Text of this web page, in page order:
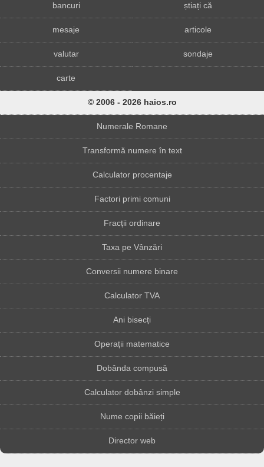
bancuri știați că
mesaje articole
valutar sondaje
carte
© 2006 - 2026 haios.ro
Numerale Romane
Transformă numere în text
Calculator procentaje
Factori primi comuni
Fracții ordinare
Taxa pe Vânzări
Conversii numere binare
Calculator TVA
Ani bisecți
Operații matematice
Dobânda compusă
Calculator dobânzi simple
Nume copii băieți
Director web